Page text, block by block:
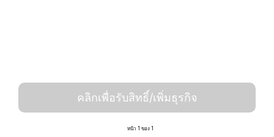
คลิกเพื่อรับสิทธิ์/เพิ่มธุรกิจ
หน้า 1 ของ 1